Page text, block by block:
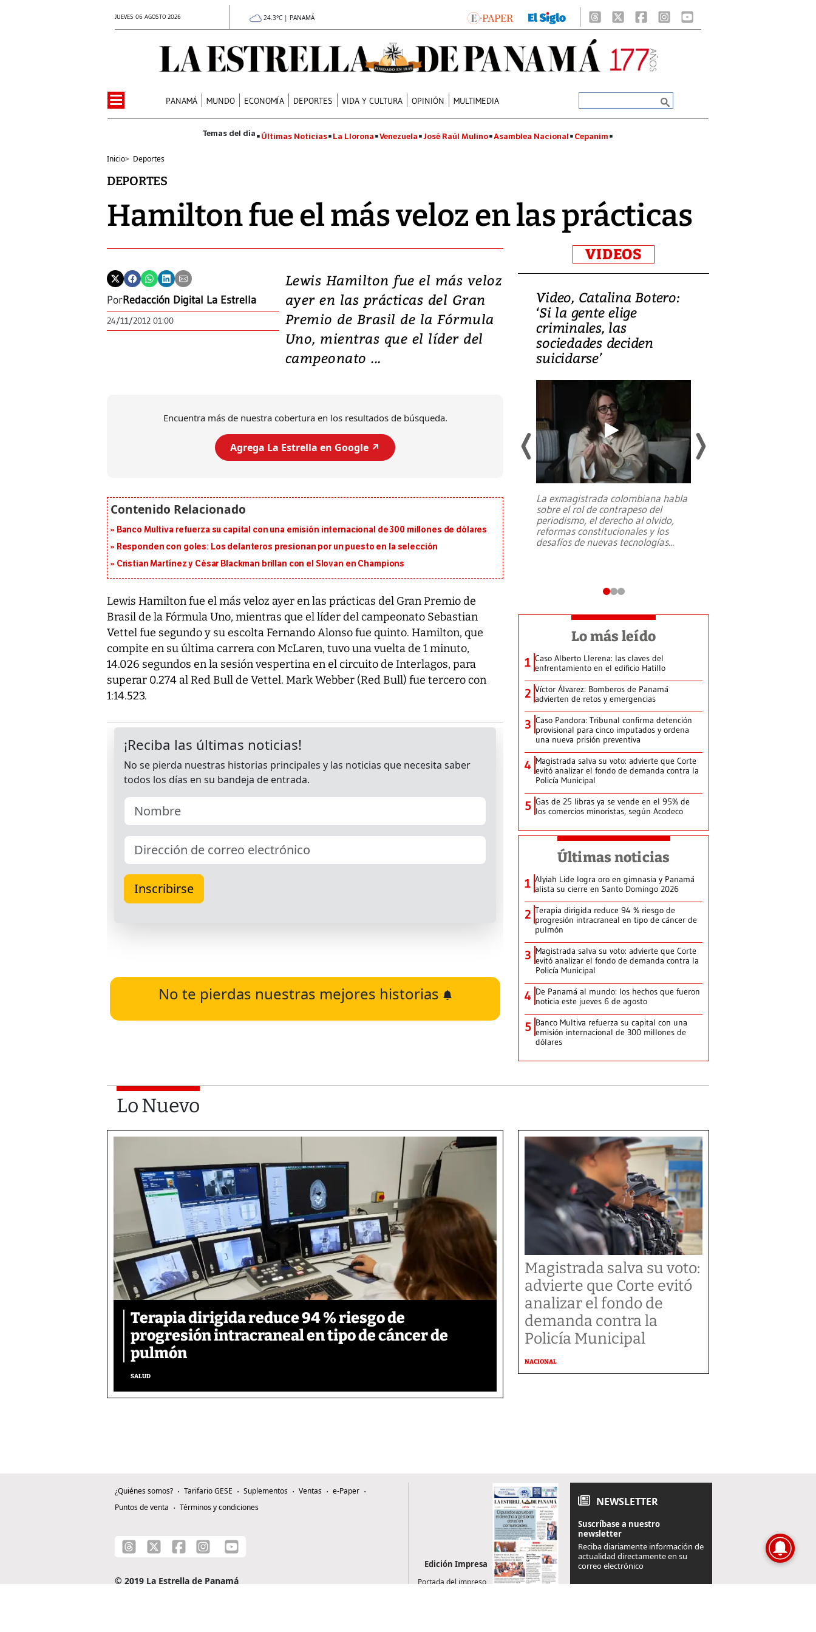
JUEVES 06 AGOSTO 2026 24.3°C | PANAMÁ
PANAMÁ MUNDO ECONOMÍA DEPORTES VIDA Y CULTURA OPINIÓN MULTIMEDIA
Últimas Noticias La Llorona Venezuela José Raúl Mulino Asamblea Nacional Cepanim
Inicio> Deportes
DEPORTES
Hamilton fue el más veloz en las prácticas
PorRedacción Digital La Estrella
24/11/2012 01:00
Lewis Hamilton fue el más veloz
ayer en las prácticas del Gran
Premio de Brasil de la Fórmula
Uno, mientras que el líder del
campeonato ...
Encuentra más de nuestra cobertura en los resultados de búsqueda.
Agrega La Estrella en Google ↗️
Banco Multiva refuerza su capital con una emisión internacional de 300 millones de dólares
Responden con goles: Los delanteros presionan por un puesto en la selección
Cristian Martínez y César Blackman brillan con el Slovan en Champions
Lewis Hamilton fue el más veloz ayer en las prácticas del Gran Premio de
Brasil de la Fórmula Uno, mientras que el líder del campeonato Sebastian
Vettel fue segundo y su escolta Fernando Alonso fue quinto. Hamilton, que
compite en su última carrera con McLaren, tuvo una vuelta de 1 minuto,
14.026 segundos en la sesión vespertina en el circuito de Interlagos, para
superar 0.274 al Red Bull de Vettel. Mark Webber (Red Bull) fue tercero con
1:14.523.
No te pierdas nuestras mejores historias
VIDEOS
Video, Japón: Terremoto
deja heridos y graves
daños en Kumamoto
al sur de Japón, provocando una
Video, Catalina Botero:
‘Si la gente elige
criminales, las
sociedades deciden
suicidarse’
La exmagistrada colombiana habla
sobre el rol de contrapeso del
periodismo, el derecho al olvido,
reformas constitucionales y los
desafíos de nuevas tecnologías...
Lo más leído
1 Caso Alberto Llerena: las claves del
enfrentamiento en el edificio Hatillo
2 Víctor Álvarez: Bomberos de Panamá
advierten de retos y emergencias
3 Caso Pandora: Tribunal confirma detención
provisional para cinco imputados y ordena
una nueva prisión preventiva
4 Magistrada salva su voto: advierte que Corte
evitó analizar el fondo de demanda contra la
Policía Municipal
5 Gas de 25 libras ya se vende en el 95% de
los comercios minoristas, según Acodeco
Últimas noticias
1 Alyiah Lide logra oro en gimnasia y Panamá
alista su cierre en Santo Domingo 2026
2 Terapia dirigida reduce 94 % riesgo de
progresión intracraneal en tipo de cáncer de
pulmón
3 Magistrada salva su voto: advierte que Corte
evitó analizar el fondo de demanda contra la
Policía Municipal
4 De Panamá al mundo: los hechos que fueron
noticia este jueves 6 de agosto
5 Banco Multiva refuerza su capital con una
emisión internacional de 300 millones de
dólares
Lo Nuevo
Terapia dirigida reduce 94 % riesgo de
progresión intracraneal en tipo de cáncer de
pulmón
SALUD
Magistrada salva su voto:
advierte que Corte evitó
analizar el fondo de
demanda contra la
Policía Municipal
NACIONAL
¿Quiénes somos? Tarifario GESE Suplementos Ventas
e-Paper
Puntos de venta
Términos y condiciones
© 2019 La Estrella de Panamá
Edición Impresa
Portada del impreso
NEWSLETTER
Suscríbase a nuestro
newsletter
Reciba diariamente información de
actualidad directamente en su
correo electrónico